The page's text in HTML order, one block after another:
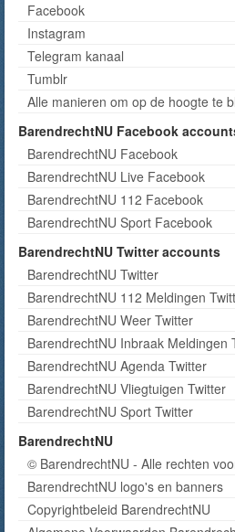
Facebook
Instagram
Telegram kanaal
Tumblr
Alle manieren om op de hoogte te
BarendrechtNU Facebook
BarendrechtNU Facebook
BarendrechtNU Live Facebook
BarendrechtNU 112 Facebook
BarendrechtNU Sport Facebook
BarendrechtNU Twitter accounts
BarendrechtNU Twitter
BarendrechtNU 112 Meldingen
BarendrechtNU Weer Twitter
BarendrechtNU Inbraak Meldingen
BarendrechtNU Agenda Twitter
BarendrechtNU Vliegtuigen Twitter
BarendrechtNU Sport Twitter
BarendrechtNU
© BarendrechtNU - Alle rechten
BarendrechtNU logo's en banners
Copyrightbeleid BarendrechtNU